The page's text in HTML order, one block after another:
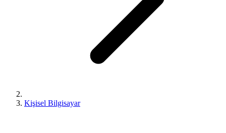
Kişisel Bilgisayar